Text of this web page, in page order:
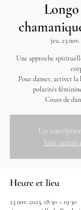
Longo
jeu. 23 nov.
Une approche
Pour danser, activer
polarités
Cours de
Les
Voir autres
Heure et lieu
23 nov. 2023, 18:30 – 19:30